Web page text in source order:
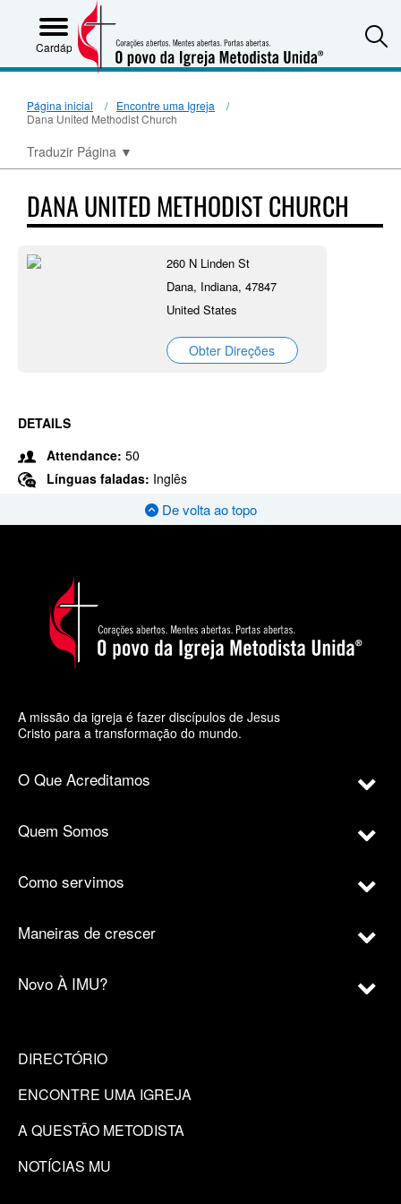
Cardápio
Página inicial
Encontre uma Igreja
Dana United Methodist Church
Traduzir Página ▼
DANA UNITED METHODIST CHURCH
260 N Linden St
Dana, Indiana, 47847
United States
Obter Direções
DETAILS
Attendance: 50
Línguas faladas: Inglês
De volta ao topo
A missão da igreja é fazer discípulos de Jesus
Cristo para a transformação do mundo.
O Que Acreditamos
Quem Somos
Como servimos
Maneiras de crescer
Novo À IMU?
DIRECTÓRIO
ENCONTRE UMA IGREJA
A QUESTÃO METODISTA
NOTÍCIAS MU